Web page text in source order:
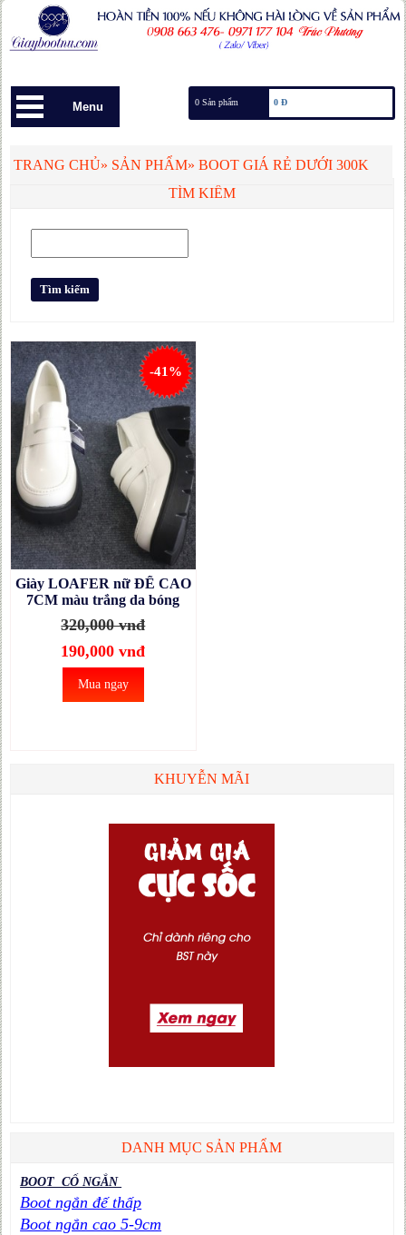
TÌM KIẾM
-41%
Giày LOAFER nữ ĐẾ CAO
7CM màu trắng da bóng
phong cách Hàn Quốc
GBN119B
320,000 vnđ
190,000 vnđ
Mua ngay
TRANG CHỦ» SẢN PHẨM»BOOT GIÁ RẺ DƯỚI 300K
KHUYỄN MÃI
DANH MỤC SẢN PHẨM
BOOT CỔ NGẮN
Boot ngắn đế thấp
Boot ngắn cao 5-9cm
0 Sản phẩm 0 Đ
Menu